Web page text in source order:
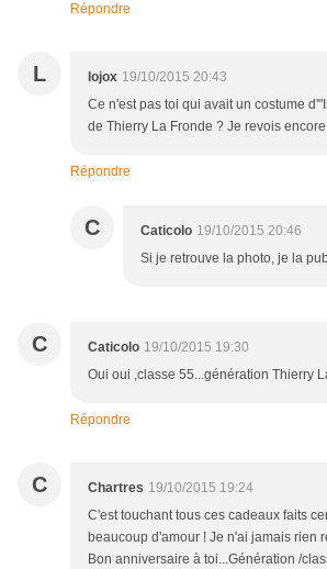
Répondre
L lojox 19/10/2015 20:43
Ce n'est pas toi qui avait un costume
de Thierry La Fronde ? Je revois
Répondre
C Caticolo 19/10/2015 20:46
Si je retrouve la photo, je la
C Caticolo 19/10/2015 19:30
Oui oui ,classe 55...génération Thierry
Répondre
C Chartres 19/10/2015 19:24
C'est touchant tous ces cadeaux faits
beaucoup d'amour ! Je n'ai jamais rien
Bon anniversaire à toi...Génération /